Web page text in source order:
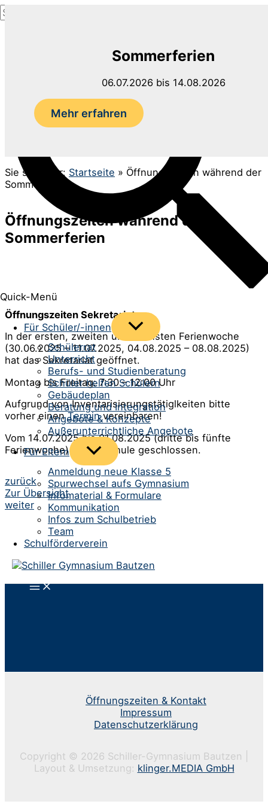
Zum
Inhalt
Suchen
nach:
Quick-Menü
Für Schüler/-innen
Menü
umschalten
Schülerrat
Unterricht
Berufs- und Studienberatung
Schüler helfen Schülern
Gebäudeplan
Beratung und Integration
Angebote & Konzepte
Außerunterrichtliche Angebote
Für Eltern
Menü
umschalten
Anmeldung neue Klasse 5
Spurwechsel aufs Gymnasium
Infomaterial & Formulare
Kommunikation
Infos zum Schulbetrieb
Team
Schulförderverein
Sommerferien
06.07.2026 bis 14.08.2026
Mehr erfahren
Sie sind hier: Startseite » Öffnungszeiten während der
Sommerferien
Öffnungszeiten während der
Sommerferien
Öffnungszeiten Sekretariat
In der ersten, zweiten und sechsten Ferienwoche
(30.06.2025 – 11.07.2025, 04.08.2025 – 08.08.2025)
hat das Sekretariat geöffnet.
Montag bis Freitag: 7:30 – 12:00 Uhr
Aufgrund von Inventarisierungstätiglkeiten bitte
vorher einenTerminvereinbaren!
Vom 14.07.2025 bis 01.08.2025 (dritte bis fünfte
Ferienwoche) ist die Schule geschlossen.
Beitrags-
Navigation
zurück
Zur Übersicht
weiter
Öffnungszeiten & Kontakt
Impressum
Datenschutzerklärung
Copyright © 2026 Schiller-Gymnasium Bautzen |
Layout & Umsetzung: klinger.MEDIA GmbH